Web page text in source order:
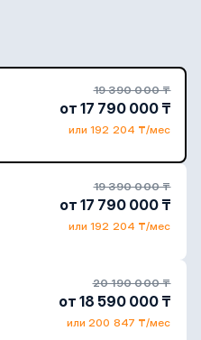
19 390 000 ₸
от 17 790 000 ₸
или 192 204 ₸/мес
19 390 000 ₸
от 17 790 000 ₸
или 192 204 ₸/мес
20 190 000 ₸
от 18 590 000 ₸
или 200 847 ₸/мес